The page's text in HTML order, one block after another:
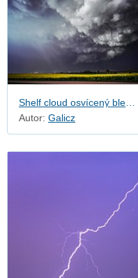
Shelf cloud osvícený bleskem
Autor: Galicz